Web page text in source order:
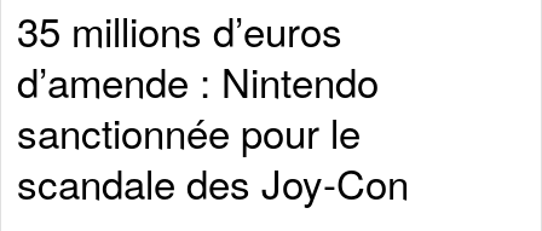
35 millions d’euros
d’amende : Nintendo
sanctionnée pour le
scandale des Joy-Con